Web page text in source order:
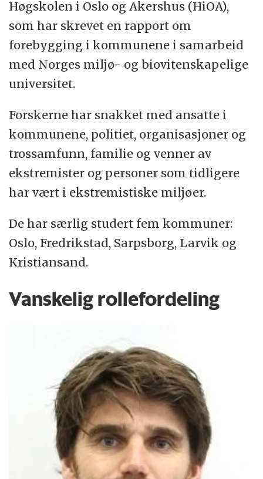
Høgskolen i Oslo og Akershus (HiOA),
som har skrevet en rapport om
forebygging i kommunene i samarbeid
med Norges miljø- og biovitenskapelige
universitet.
Forskerne har snakket med ansatte i
kommunene, politiet, organisasjoner og
trossamfunn, familie og venner av
ekstremister og personer som tidligere
har vært i ekstremistiske miljøer.
De har særlig studert fem kommuner:
Oslo, Fredrikstad, Sarpsborg, Larvik og
Kristiansand.
Vanskelig rollefordeling